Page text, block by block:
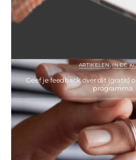
ARTIKELEN ,IN DE
Geef je feedback over dit (gratis)
programma.